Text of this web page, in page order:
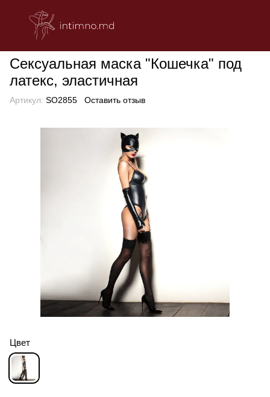
Сексуальная маска "Кошечка" под
латекс, эластичная
Артикул: SO2855 Оставить отзыв
Цвет